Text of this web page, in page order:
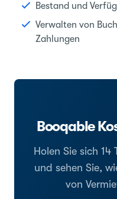
Bestand und
Verwalten von
Zahlungen
Booqable
Holen Sie sich
und sehen Sie,
von